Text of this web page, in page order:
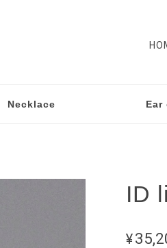
Necklace Ear
ID